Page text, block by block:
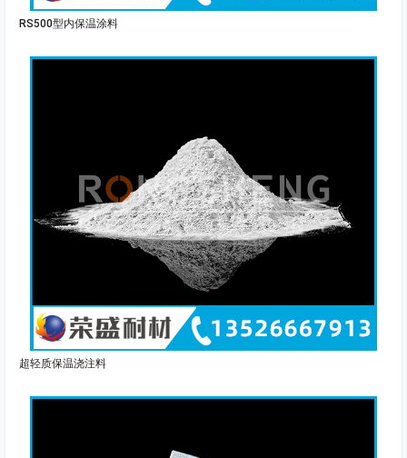
RS500型内保温涂料
超轻质保温浇注料